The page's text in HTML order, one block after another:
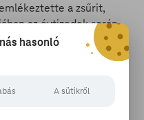
a zsűrit,
az évtizedek során
úgyhogy
hasonló
A sütikről